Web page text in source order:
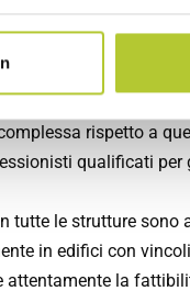
porte ad arco richiede
rispetto a
qualificati per
tutte le strutture sono
in edifici con vincoli
attentamente la